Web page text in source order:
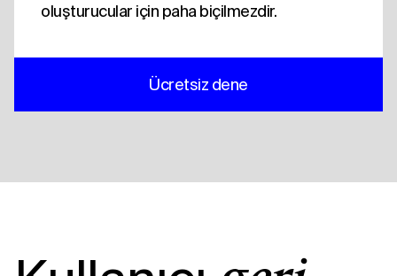
oluşturucular için paha biçilmezdir.
Ücretsiz dene